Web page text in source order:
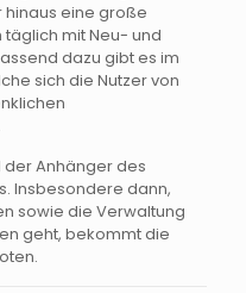
hinaus eine große
täglich mit Neu- und
dazu gibt es im
sich die Nutzer von
der Anhänger des
. Insbesondere dann,
sowie die Verwaltung
geht, bekommt die